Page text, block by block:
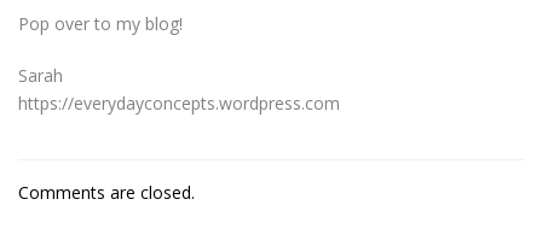
Pop over to my blog!
Sarah
https://everydayconcepts.wordpress.com
Comments are closed.